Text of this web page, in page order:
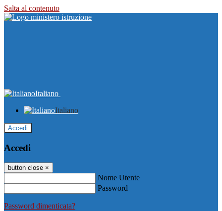
Salta al contenuto
Italiano
Italiano
Accedi
Accedi
button close ×
Nome Utente
Password
Password dimenticata?